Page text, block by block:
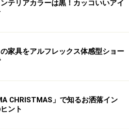
テリアカラーは黒！カッコいいアイ
家具をアルフレックス体感型ショー
CHRISTMAS」で知るお洒落イン
ント